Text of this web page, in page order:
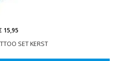
SET KERST
15,95